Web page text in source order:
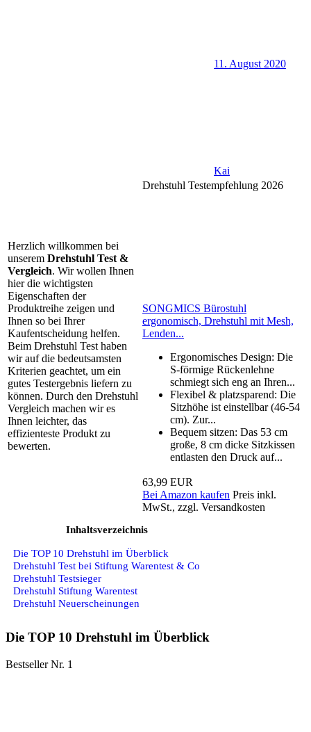
11. August 2020
Kai
Herzlich willkommen bei
unserem Drehstuhl Test &
Vergleich. Wir wollen Ihnen
hier die wichtigsten
Eigenschaften der
Produktreihe zeigen und
Ihnen so bei Ihrer
Kaufentscheidung helfen.
Beim Drehstuhl Test haben
wir auf die bedeutsamsten
Kriterien geachtet, um ein
gutes Testergebnis liefern zu
können. Durch den Drehstuhl
Vergleich machen wir es
Ihnen leichter, das
effizienteste Produkt zu
bewerten.
Drehstuhl Testempfehlung 2026
SONGMICS Bürostuhl
ergonomisch, Drehstuhl mit Mesh,
Lenden...
Ergonomisches Design: Die
S-förmige Rückenlehne
schmiegt sich eng an Ihren...
Flexibel & platzsparend: Die
Sitzhöhe ist einstellbar (46-54
cm). Zur...
Bequem sitzen: Das 53 cm
große, 8 cm dicke Sitzkissen
entlasten den Druck auf...
63,99 EUR
Bei Amazon kaufen Preis inkl.
MwSt., zzgl. Versandkosten
Inhaltsverzeichnis
Die TOP 10 Drehstuhl im Überblick
Drehstuhl Test bei Stiftung Warentest & Co
Drehstuhl Testsieger
Drehstuhl Stiftung Warentest
Drehstuhl Neuerscheinungen
Die TOP 10 Drehstuhl im Überblick
Bestseller Nr. 1